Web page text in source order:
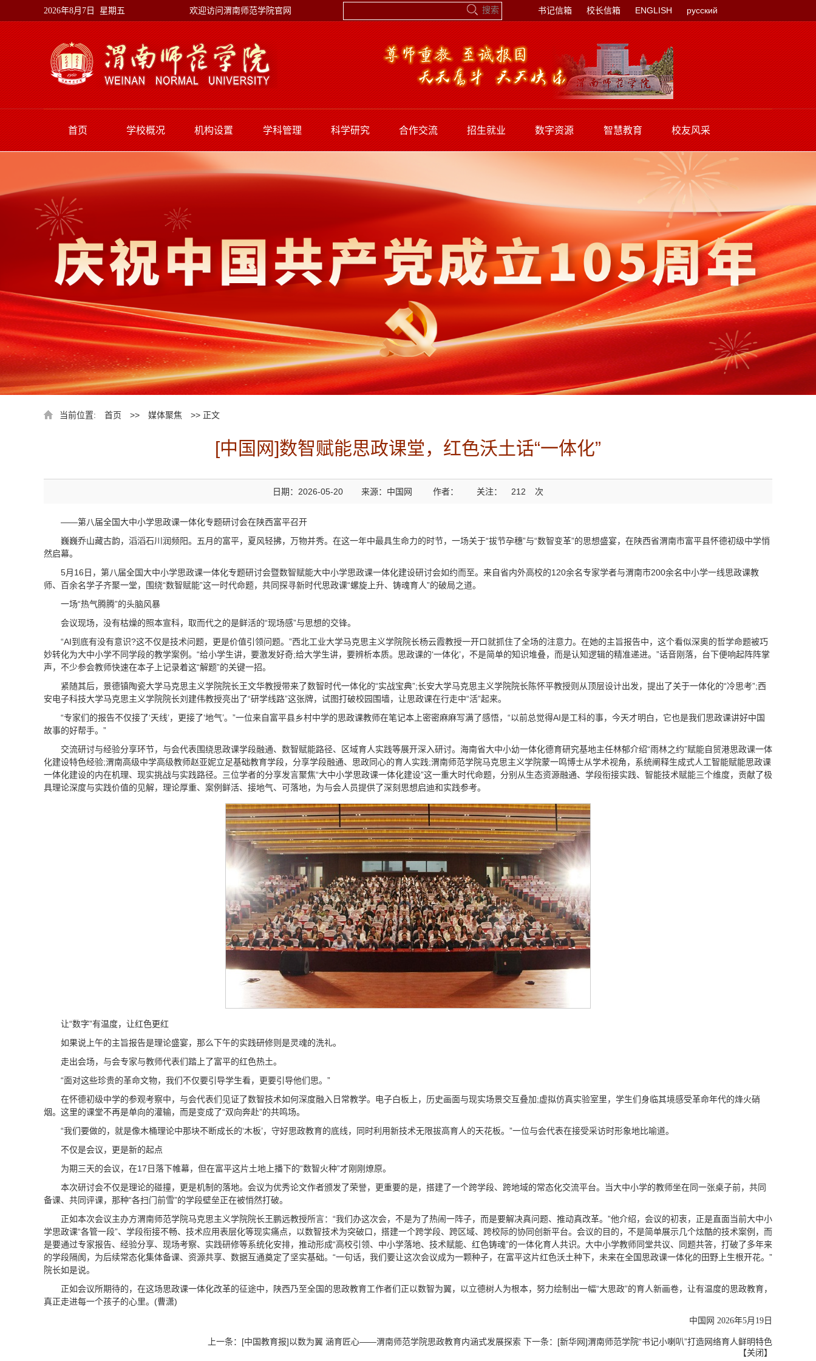
2026年8月7日 星期五 欢迎访问渭南师范学院官网 书记信箱 校长信箱 ENGLISH русский
首页 学校概况 机构设置 学科管理 科学研究 合作交流 招生就业 数字资源 智慧教育 校友风采
当前位置: 首页 >> 媒体聚焦 >> 正文
[中国网]数智赋能思政课堂，红色沃土话“一体化”
日期：2026-05-20 来源：中国网 作者： 关注： 212 次
——第八届全国大中小学思政课一体化专题研讨会在陕西富平召开
巍巍乔山藏古韵，滔滔石川润频阳。五月的富平，夏风轻拂，万物并秀。在这一年中最具生命力的时节，一场关于“拔节孕穗”与“数智变革”的思想盛宴，在陕西省渭南市富平县怀德初级中学悄
然启幕。
5月16日，第八届全国大中小学思政课一体化专题研讨会暨数智赋能大中小学思政课一体化建设研讨会如约而至。来自省内外高校的120余名专家学者与渭南市200余名中小学一线思政课教
师、百余名学子齐聚一堂，围绕“数智赋能”这一时代命题，共同探寻新时代思政课“螺旋上升、铸魂育人”的破局之道。
一场“热气腾腾”的头脑风暴
会议现场，没有枯燥的照本宣科，取而代之的是鲜活的“现场感”与思想的交锋。
“AI到底有没有意识?这不仅是技术问题，更是价值引领问题。”西北工业大学马克思主义学院院长杨云霞教授一开口就抓住了全场的注意力。在她的主旨报告中，这个看似深奥的哲学命题被巧
妙转化为大中小学不同学段的教学案例。“给小学生讲，要激发好奇;给大学生讲，要辨析本质。思政课的‘一体化’，不是简单的知识堆叠，而是认知逻辑的精准递进。”话音刚落，台下便响起阵阵掌
声，不少参会教师快速在本子上记录着这“解题”的关键一招。
紧随其后，景德镇陶瓷大学马克思主义学院院长王文华教授带来了数智时代一体化的“实战宝典”;长安大学马克思主义学院院长陈怀平教授则从顶层设计出发，提出了关于一体化的“冷思考”;西
安电子科技大学马克思主义学院院长刘建伟教授亮出了“研学线路”这张牌，试图打破校园围墙，让思政课在行走中“活”起来。
“专家们的报告不仅接了‘天线’，更接了‘地气’。”一位来自富平县乡村中学的思政课教师在笔记本上密密麻麻写满了感悟，“以前总觉得AI是工科的事，今天才明白，它也是我们思政课讲好中国
故事的好帮手。”
交流研讨与经验分享环节，与会代表围绕思政课学段融通、数智赋能路径、区域育人实践等展开深入研讨。海南省大中小幼一体化德育研究基地主任林郁介绍“雨林之约”赋能自贸港思政课一体
化建设特色经验;渭南高级中学高级教师赵亚妮立足基础教育学段，分享学段融通、思政同心的育人实践;渭南师范学院马克思主义学院蒙一鸣博士从学术视角，系统阐释生成式人工智能赋能思政课
一体化建设的内在机理、现实挑战与实践路径。三位学者的分享发言聚焦“大中小学思政课一体化建设”这一重大时代命题，分别从生态资源融通、学段衔接实践、智能技术赋能三个维度，贡献了极
具理论深度与实践价值的见解，理论厚重、案例鲜活、接地气、可落地，为与会人员提供了深刻思想启迪和实践参考。
让“数字”有温度，让红色更红
如果说上午的主旨报告是理论盛宴，那么下午的实践研修则是灵魂的洗礼。
走出会场，与会专家与教师代表们踏上了富平的红色热土。
“面对这些珍贵的革命文物，我们不仅要引导学生看，更要引导他们思。”
在怀德初级中学的参观考察中，与会代表们见证了数智技术如何深度融入日常教学。电子白板上，历史画面与现实场景交互叠加;虚拟仿真实验室里，学生们身临其境感受革命年代的烽火硝
烟。这里的课堂不再是单向的灌输，而是变成了“双向奔赴”的共鸣场。
“我们要做的，就是像木桶理论中那块不断成长的‘木板’，守好思政教育的底线，同时利用新技术无限拔高育人的天花板。”一位与会代表在接受采访时形象地比喻道。
不仅是会议，更是新的起点
为期三天的会议，在17日落下帷幕，但在富平这片土地上播下的“数智火种”才刚刚燎原。
本次研讨会不仅是理论的碰撞，更是机制的落地。会议为优秀论文作者颁发了荣誉，更重要的是，搭建了一个跨学段、跨地域的常态化交流平台。当大中小学的教师坐在同一张桌子前，共同
备课、共同评课，那种“各扫门前雪”的学段壁垒正在被悄然打破。
正如本次会议主办方渭南师范学院马克思主义学院院长王鹏远教授所言：“我们办这次会，不是为了热闹一阵子，而是要解决真问题、推动真改革。”他介绍，会议的初衷，正是直面当前大中小
学思政课“各管一段”、学段衔接不畅、技术应用表层化等现实痛点，以数智技术为突破口，搭建一个跨学段、跨区域、跨校际的协同创新平台。会议的目的，不是简单展示几个炫酷的技术案例，而
是要通过专家报告、经验分享、现场考察、实践研修等系统化安排，推动形成“高校引领、中小学落地、技术赋能、红色铸魂”的一体化育人共识。大中小学教师同堂共议、同题共答，打破了多年来
的学段隔阂，为后续常态化集体备课、资源共享、数据互通奠定了坚实基础。“一句话，我们要让这次会议成为一颗种子，在富平这片红色沃土种下，未来在全国思政课一体化的田野上生根开花。”
院长如是说。
正如会议所期待的，在这场思政课一体化改革的征途中，陕西乃至全国的思政教育工作者们正以数智为翼，以立德树人为根本，努力绘制出一幅“大思政”的育人新画卷，让有温度的思政教育，
真正走进每一个孩子的心里。(曹潇)
中国网 2026年5月19日
上一条： [中国教育报]以数为翼 涵育匠心——渭南师范学院思政教育内涵式发展探索 下一条： [新华网]渭南师范学院“书记小喇叭”打造网络育人鲜明特色
【关闭】